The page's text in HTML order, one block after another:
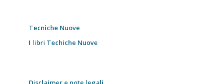
Tecniche Nuove
I libri Techiche Nuove